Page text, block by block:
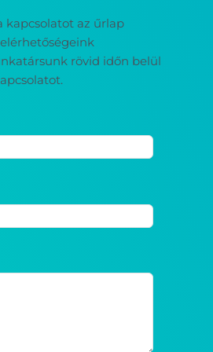
kapcsolatot az űrlap
rövid időn belül